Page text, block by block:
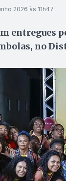
2026 às 11h47
entregues
no